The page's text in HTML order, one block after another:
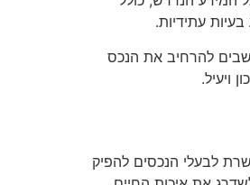
עתידיות.
להרחיב את הנכס
ויעיל.
לבעלי הנכסים להפיק